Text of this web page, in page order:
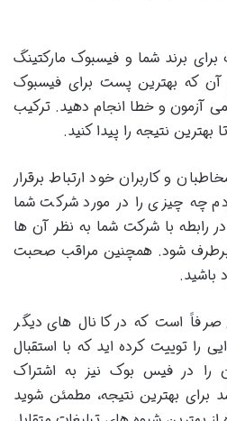
برند شما و فیسبوک مارکتینگ
آن که بهترین پست برای فیسبوک
کمی آزمون و خطا انجام دهید. ترکیب
نتیجه را پیدا کنید.
و کاربران خود ارتباط برقرار
چه چیزی را در مورد شرکت شما
رابطه با شرکت شما به نظر آن ها
شود. همچنین مراقب صحبت
باشید.
است که در کانال های دیگر
را توییت کرده اید که با استقبال
را در فیس بوک نیز به اشتراک
برای بهترین نتیجه، مطمئن شوید